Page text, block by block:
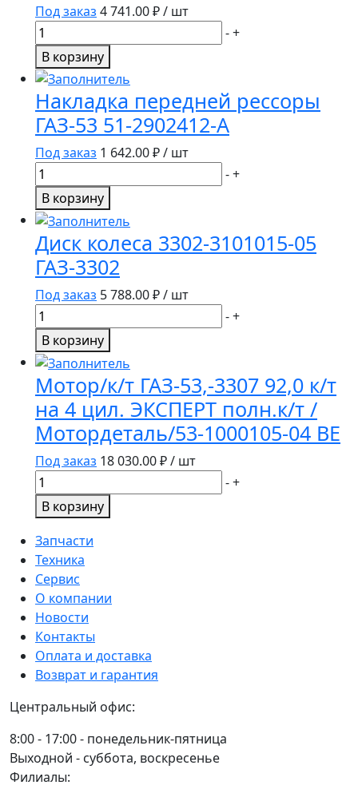
Под заказ 4 741.00₽ / шт
Количество
товара
ГОРЛОВИНА
245-
1002085
-+
В корзину
Накладка передней рессоры
ГАЗ-53 51-2902412-А
Под заказ 1 642.00₽ / шт
Количество
товара
Накладка
передней
рессоры
ГАЗ-53
51-
2902412-
А
-+
В корзину
Диск колеса 3302-3101015-05
ГАЗ-3302
Под заказ 5 788.00₽ / шт
Количество
товара
Диск
колеса
3302-
3101015-
05
ГАЗ-3302
-+
В корзину
Мотор/к/т ГАЗ-53,-3307 92,0 к/т
на 4 цил. ЭКСПЕРТ полн.к/т /
Мотордеталь/53-1000105-04 ВЕ
Под заказ 18 030.00₽ / шт
Количество
товара
Мотор/
к/
т
ГАЗ-53,-3307
92,0
к/
т
на
4
ЭКСПЕРТ
/
-+
В корзину
Запчасти
Техника
Сервис
О компании
Новости
Контакты
Оплата и доставка
Возврат и гарантия
Центральный офис:
8:00 - 17:00 - понедельник-пятница
Выходной - суббота, воскресенье
Филиалы: